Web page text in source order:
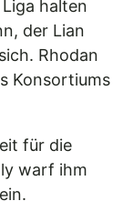
halten
der Lian
Rhodan
Konsortiums
für die
warf ihm